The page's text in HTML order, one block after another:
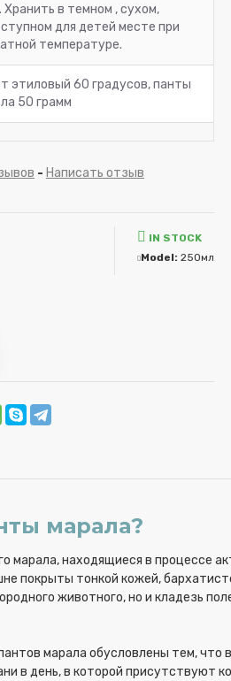
Хранить в темном , сухом,
для детей месте при
температуре.
этиловый 60 градусов, панты
50 грамм
- Написать отзыв
IN STOCK
Model: 250мл
марала?
марала, находящиеся в процессе
покрыты тонкой кожей,
животного, но и кладезь
марала обусловлены тем, что
в день, в которой присутствуют